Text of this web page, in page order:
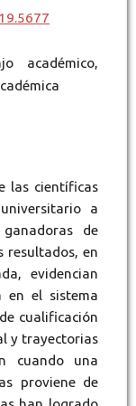
académico,
las científicas
a
de
resultados, en
evidencian
en el sistema
cualificación
y trayectorias
cuando una
proviene de